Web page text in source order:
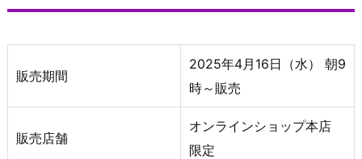
販売期間
2025年4月16日（水） 朝9
時～販売
販売店舗
オンラインショップ本店
限定